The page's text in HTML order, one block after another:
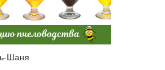
Шаня